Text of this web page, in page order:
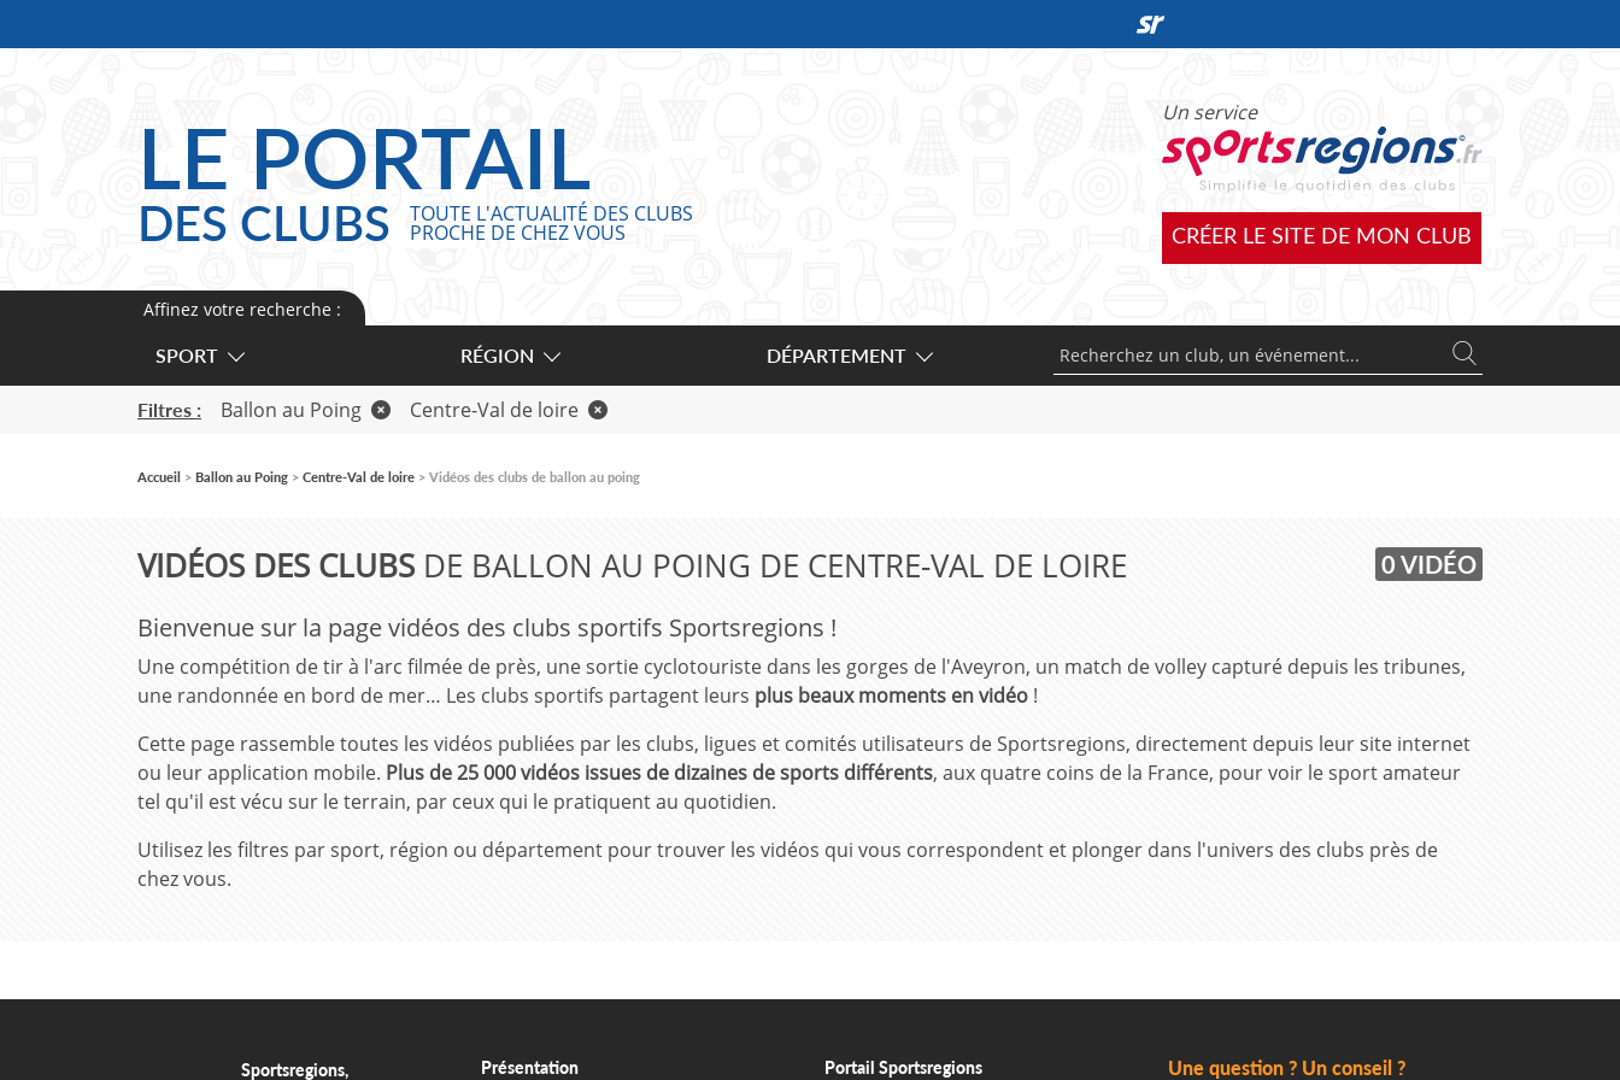
VIDÉOS DES CLUBS DE BALLON AU POING DE CENTRE-VAL DE LOIRE 0 VIDÉO
Bienvenue sur la page vidéos des clubs sportifs Sportsregions !
Une compétition de tir à l'arc filmée de près, une sortie cyclotouriste dans les gorges de l'Aveyron, un match de volley capturé depuis les tribunes,
une randonnée en bord de mer… Les clubs sportifs partagent leurs plus beaux moments en vidéo !
Cette page rassemble toutes les vidéos publiées par les clubs, ligues et comités utilisateurs de Sportsregions, directement depuis leur site internet
ou leur application mobile. Plus de 25 000 vidéos issues de dizaines de sports différents, aux quatre coins de la France, pour voir le sport amateur
tel qu'il est vécu sur le terrain, par ceux qui le pratiquent au quotidien.
Utilisez les filtres par sport, région ou département pour trouver les vidéos qui vous correspondent et plonger dans l'univers des clubs près de
chez vous.
Affinez votre recherche :
SPORT
RÉGION DÉPARTEMENT
Filtres : Ballon au Poing Centre-Val de loire
Accueil Ballon au Poing Centre-Val de loire Vidéos des clubs de ballon au poing
LE PORTAIL
DES CLUBS TOUTE L'ACTUALITÉ DES CLUBS
PROCHE DE CHEZ VOUS
Un service
CRÉER LE SITE DE MON CLUB
Sportsregions, Présentation Portail Sportsregions Une question ? Un conseil ?